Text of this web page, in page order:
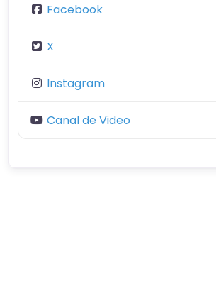
Facebook
X
Instagram
Canal de Video